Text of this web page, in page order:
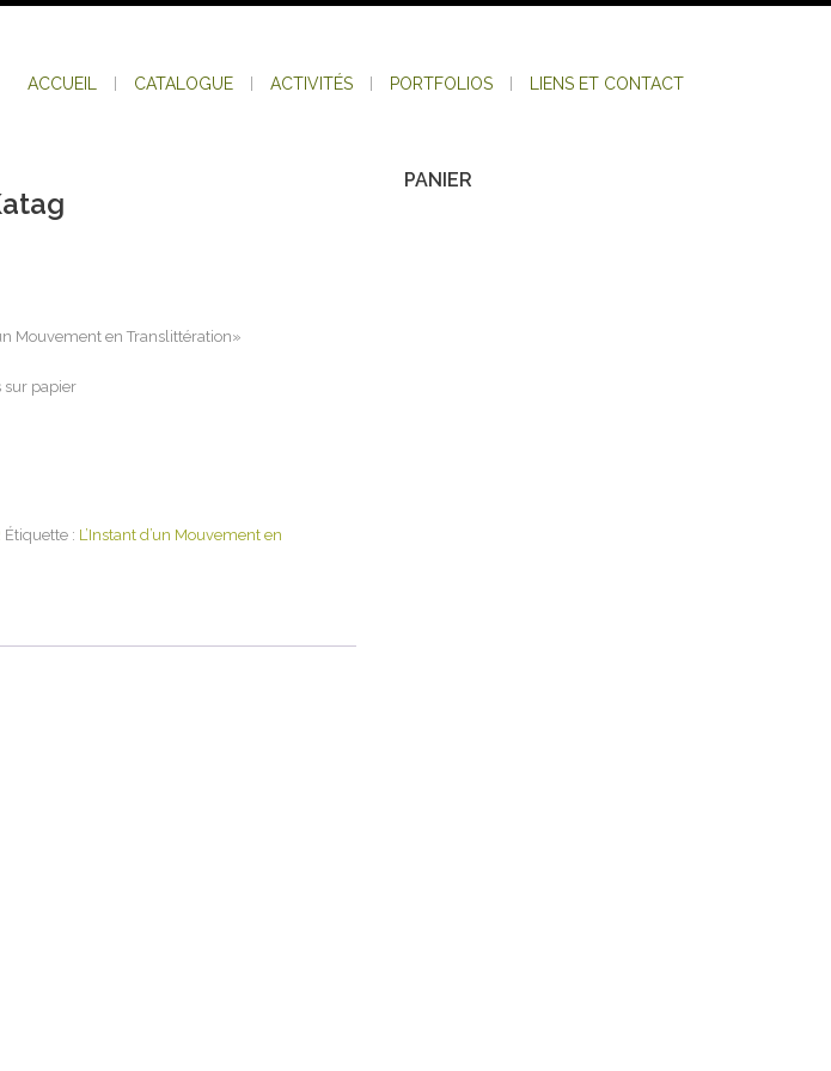
ACCUEIL CATALOGUE ACTIVITÉS PORTFOLIOS LIENS ET CONTACT
Mouvement en Translittération»
sur papier
Étiquette : L’Instant d’un Mouvement en
PANIER